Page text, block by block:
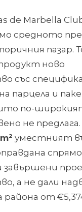
de Marbella
средното
пазар.
ново
със
парцела и
по-
не
уместният
спрямо
завършени
а не дали
района от